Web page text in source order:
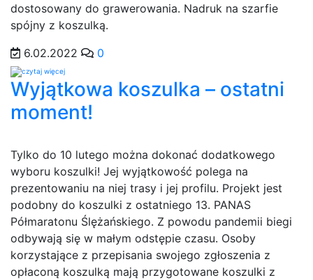
dostosowany do grawerowania. Nadruk na szarfie
spójny z koszulką.
6.02.2022
0
Wyjątkowa koszulka – ostatni
moment!
Tylko do 10 lutego można dokonać dodatkowego
wyboru koszulki! Jej wyjątkowość polega na
prezentowaniu na niej trasy i jej profilu. Projekt jest
podobny do koszulki z ostatniego 13. PANAS
Półmaratonu Ślężańskiego. Z powodu pandemii biegi
odbywają się w małym odstępie czasu. Osoby
korzystające z przepisania swojego zgłoszenia z
opłaconą koszulką mają przygotowane koszulki z